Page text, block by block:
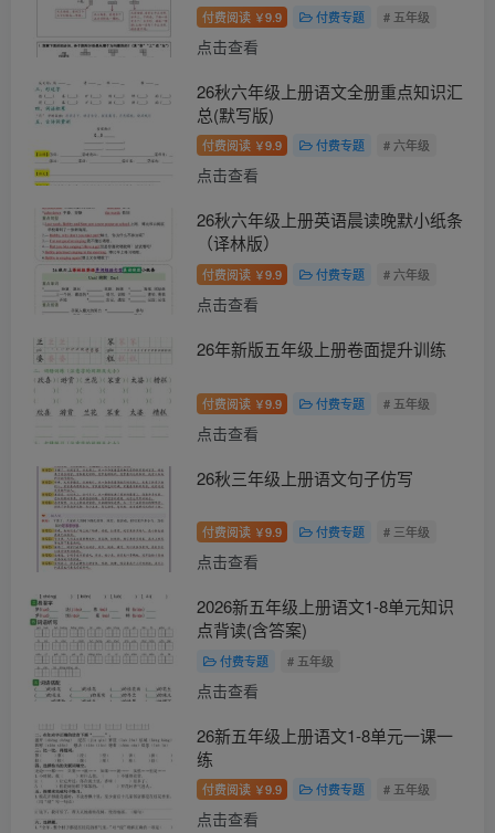
付费阅读 ￥9.9 付费专题 # 五年级
点击查看
26秋六年级上册语文全册重点知识汇
总(默写版)
付费阅读 ￥9.9 付费专题 # 六年级
点击查看
26秋六年级上册英语晨读晚默小纸条
（译林版）
付费阅读 ￥9.9 付费专题 # 六年级
点击查看
26年新版五年级上册卷面提升训练
付费阅读 ￥9.9 付费专题 # 五年级
点击查看
26秋三年级上册语文句子仿写
付费阅读 ￥9.9 付费专题 # 三年级
点击查看
2026新五年级上册语文1-8单元知识
点背读(含答案)
付费专题 # 五年级
点击查看
26新五年级上册语文1-8单元一课一
练
付费阅读 ￥9.9 付费专题 # 五年级
点击查看